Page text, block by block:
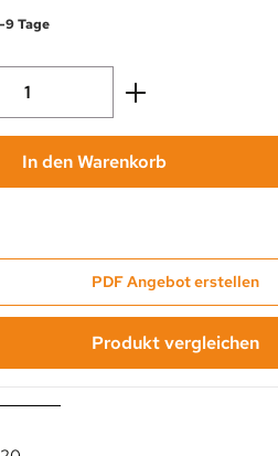
Tage
Gib den
In den Warenkorb
PDF Angebot erstellen
Produkt vergleichen